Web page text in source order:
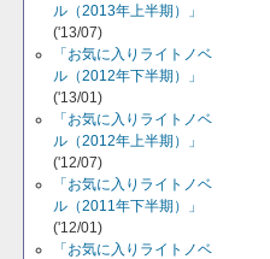
ル（2013年上半期）」
('13/07)
「お気に入りライトノベ
ル（2012年下半期）」
('13/01)
「お気に入りライトノベ
ル（2012年上半期）」
('12/07)
「お気に入りライトノベ
ル（2011年下半期）」
('12/01)
「お気に入りライトノベ